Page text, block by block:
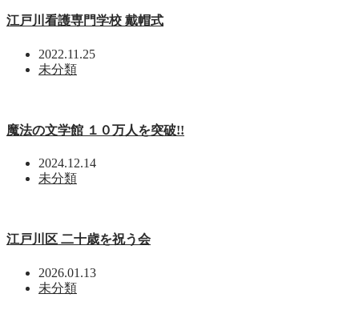
江戸川看護専門学校 戴帽式
2022.11.25
未分類
魔法の文学館 １０万人を突破!!
2024.12.14
未分類
江戸川区 二十歳を祝う会
2026.01.13
未分類